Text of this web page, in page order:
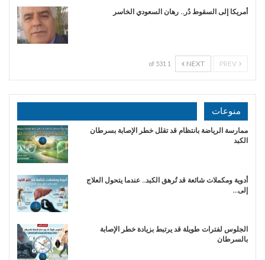
أمريكا إلى السقوط دُر.. رهان السعودي الخاسر
NEXT
1 of 531
منوعات
ممارسة الرياضة بانتظام قد تقلل خطر الإصابة بسرطان
الكبد
أدوية ومكملات شائعة قد تُرهق الكبد.. عندما يتحول العلاج
إلى…
الجلوس لفترات طويلة قد يرتبط بزيادة خطر الإصابة
بالسرطان